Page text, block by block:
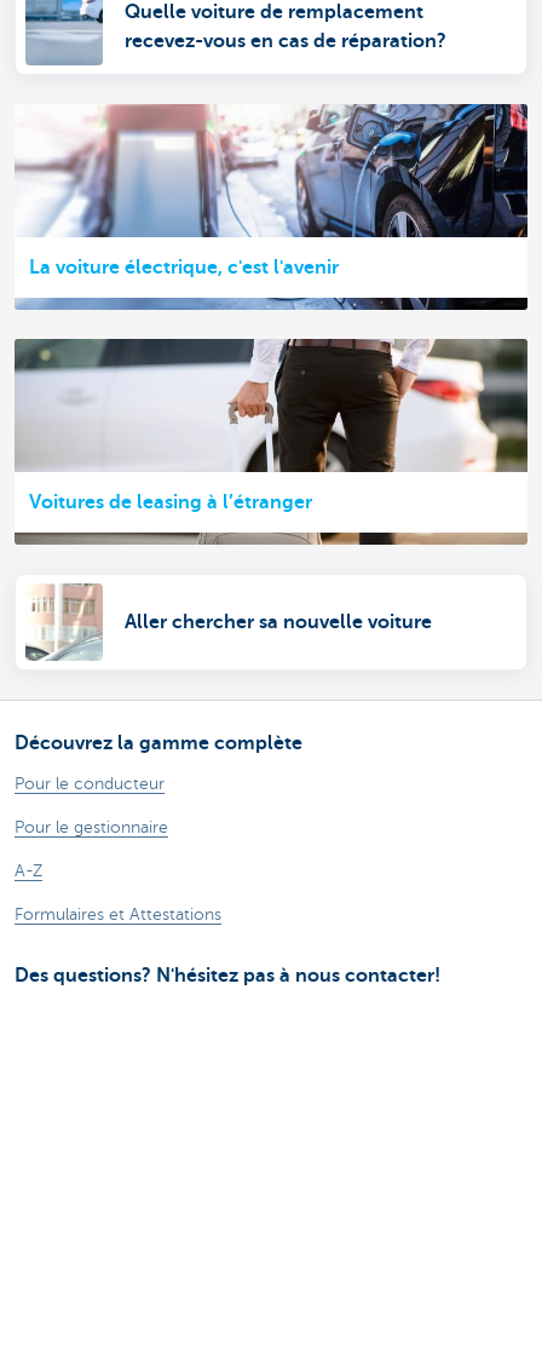
Quelle voiture de remplacement
recevez-vous en cas de réparation?
La voiture électrique, c'est l'avenir
Voitures de leasing à l’étranger
Aller chercher sa nouvelle voiture
Découvrez la gamme complète
Pour le conducteur
Pour le gestionnaire
A-Z
Formulaires et Attestations
Des questions? N'hésitez pas à nous contacter!